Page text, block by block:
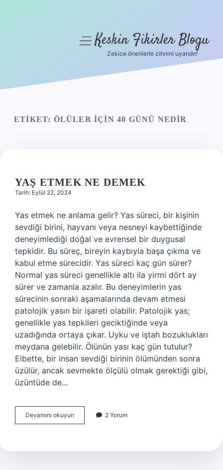
Yasal Uyarı
menüyüKeskin Fikirler Blogu
Zekice önerilerle zihnini uyandır!
ETIKET: ÖLÜLER IÇIN 40 GÜNÜ NEDIR
YAŞ ETMEK NE DEMEK
Tarih: Eylül 22, 2024
Yas etmek ne anlama gelir? Yas süreci, bir kişinin
sevdiği birini, hayvanı veya nesneyi kaybettiğinde
deneyimlediği doğal ve evrensel bir duygusal
tepkidir. Bu süreç, bireyin kaybıyla başa çıkma ve
kabul etme sürecidir. Yas süreci kaç gün sürer?
Normal yas süreci genellikle altı ila yirmi dört ay
sürer ve zamanla azalır. Bu deneyimlerin yas
sürecinin sonraki aşamalarında devam etmesi
patolojik yasın bir işareti olabilir. Patolojik yas;
genellikle yas tepkileri geciktiğinde veya
uzadığında ortaya çıkar. Uyku ve iştah bozuklukları
meydana gelebilir. Ölünün yası kaç gün tutulur?
Elbette, bir insan sevdiği birinin ölümünden sonra
üzülür, ancak sevmekte ölçülü olmak gerektiği gibi,
üzüntüde de…
Devamını okuyun
Etmek
2 Yorum